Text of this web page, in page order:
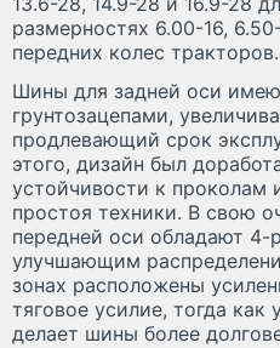
размерностях 6.00-16,
передних колес тракторов.
Шины для задней оси
грунтозацепами,
продлевающий срок
этого, дизайн был
устойчивости к проколам
простоя техники. В свою
передней оси обладают
улучшающим
зонах расположены
тяговое усилие, тогда как
делает шины более